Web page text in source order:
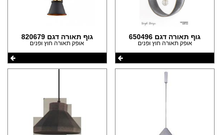
גוף תאורה דגם 650496
אופק תאורה חוץ ופנים
גוף תאורה דגם 820679
אופק תאורה חוץ ופנים